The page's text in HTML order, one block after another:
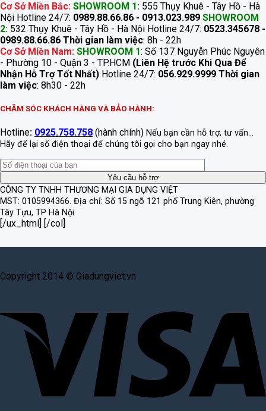
Cơ Sở Miền Bắc: SHOWROOM 1: 555 Thụy Khuê - Tây Hồ - Hà
Nội Hotline 24/7: 0989.88.66.86 - 0913.023.989 SHOWROOM
2: 532 Thụy Khuê - Tây Hồ - Hà Nội Hotline 24/7: 0523.345678 -
0989.88.66.86 Thời gian làm việc: 8h - 22h
Cơ Sở Miền Nam: SHOWROOM 1: Số 137 Nguyễn Phúc Nguyên
- Phường 10 - Quận 3 - TP.HCM (Liên Hệ trước Khi Qua Để
Nhận Hỗ Trợ Tốt Nhất) Hotline 24/7: 056.929.9999 Thời gian
làm việc: 8h30 - 22h
CHĂM SÓC KHÁCH HÀNG VÀ BẢO HÀNH:
Hotline: 0925.758.758 (hành chính) Nếu bạn cần hỗ trợ, tư vấn...
Hãy để lại số điện thoại để chúng tôi gọi cho bạn ngay nhé.
CÔNG TY TNHH THƯƠNG MẠI GIA DỤNG VIỆT
MST: 0105994366. Địa chỉ: Số 15 ngõ 121 phố Trung Kiên, phường
Tây Tựu, TP Hà Nội
[/ux_html] [/col]
Copyright 2014 © Giadungviet.vn